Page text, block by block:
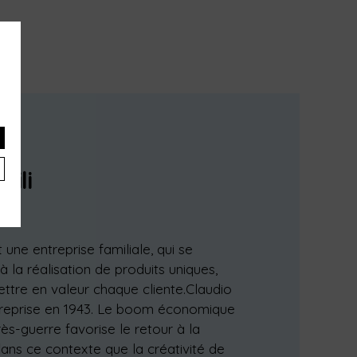
entreprise familiale, qui se
la réalisation de produits uniques,
en valeur chaque cliente.Claudio
en 1943. Le boom économique
guerre favorise le retour à la
ce contexte que la créativité de